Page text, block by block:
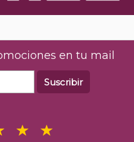
en tu mail
Suscribir